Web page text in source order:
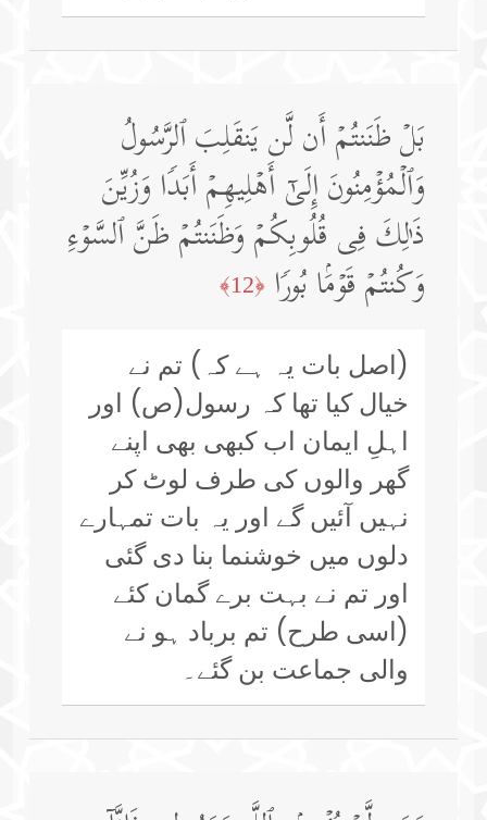
بَلۡ ظَنَنتُمۡ أَن لَّن یَنقَلِبَ ٱلرَّسُولُ
وَٱلۡمُؤۡمِنُونَ إِلَىٰۤ أَهۡلِیهِمۡ أَبَدࣰا وَزُیِّنَ
ذَ ٰ⁠لِكَ فِی قُلُوبِكُمۡ وَظَنَنتُمۡ ظَنَّ ٱلسَّوۡءِ
وَكُنتُمۡ قَوۡمَۢا بُورࣰا ﴿12﴾
(اصل بات یہ ہے کہ) تم نے
خیال کیا تھا کہ رسول(ص) اور
اہلِ ایمان اب کبھی بھی اپنے
گھر والوں کی طرف لوٹ کر
نہیں آئیں گے اور یہ بات تمہارے
دلوں میں خوشنما بنا دی گئی
اور تم نے بہت برے گمان کئے
(اسی طرح) تم برباد ہو نے
والی جماعت بن گئے۔